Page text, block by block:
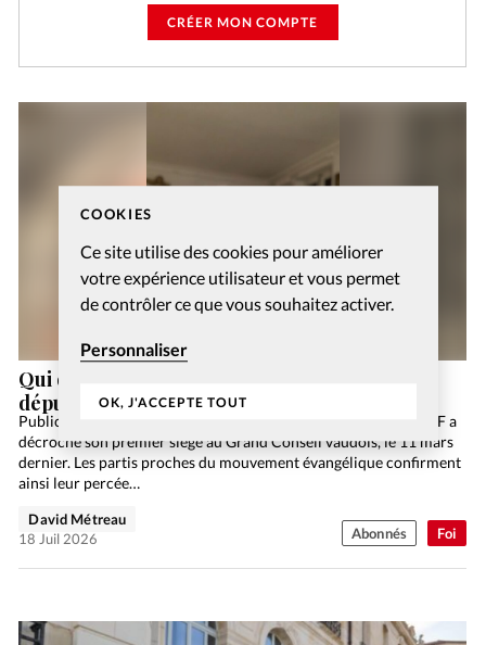
COOKIES
Ce site utilise des cookies pour améliorer
votre expérience utilisateur et vous permet
de contrôler ce que vous souhaitez activer.
Personnaliser
OK, J'ACCEPTE TOUT
CRÉER MON COMPTE
Foi
Qui dites-vous que je suis? Avec l’ancienne
députée Georgina Dufoix
Publicité Grâce à l’alliance conclue avec le PDC et le PEV, l’UDF a
décroché son premier siège au Grand Conseil vaudois, le 11 mars
dernier. Les partis proches du mouvement évangélique confirment
ainsi leur percée…
David Métreau
18 Juil 2026
Abonnés